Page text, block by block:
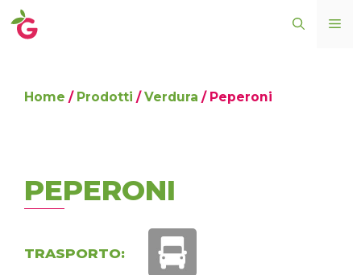
al
Home / Prodotti /Verdura / Peperoni
PEPERONI
TRASPORTO: